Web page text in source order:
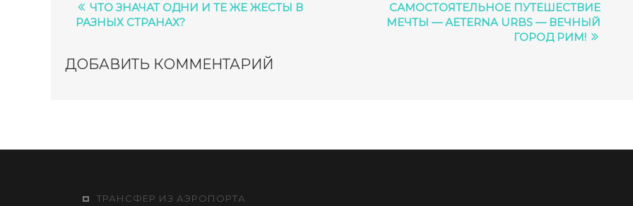
ЧТО ЗНАЧАТ ОДНИ И ТЕ ЖЕ ЖЕСТЫ В
РАЗНЫХ СТРАНАХ?
CАМОСТОЯТЕЛЬНОЕ ПУТЕШЕСТВИЕ
МЕЧТЫ — АETERNA URBS — ВЕЧНЫЙ
ГОРОД РИМ!
ДОБАВИТЬ КОММЕНТАРИЙ
ТРАНСФЕР ИЗ АЭРОПОРТА